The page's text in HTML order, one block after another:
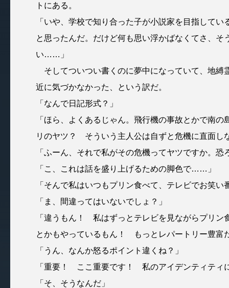
トにある。
「いや、学校で知り合った子が小説家を目指して
と思ったんだ。だけど何も思い浮かばなくてさ、
い……」
そしてついつい書くのに夢中になっていて、地縛
近に気づかなかった、という訳だ。
「なんで日記形式？」
「ほら、よくあるじゃん。飛行機の事故とかで南
リのヤツ？ そういう主人公は自ずと危機に直面
「ふーん、それで私がその危機ってヤツですか。
「こ、これは話を盛り上げるための脚色で……」
「そんで私はいつもプリン食べて、テレビでお笑
「ま、間違ってはいないでしょ？」
「違うもん！ 私はずっとテレビを見ながらプリ
とかもやっているもん！ もっとレパートリー豊富
「うん、なんか怒るポイント違くね？」
「重要！ ここ重要です！ 私のアイデンティティ
「そ、そうなんだ」